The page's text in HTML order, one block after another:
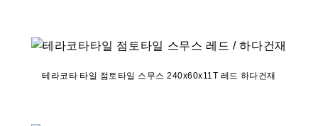
테라코타 타일 점토타일 스무스 240x60x11T 레드 하다건재